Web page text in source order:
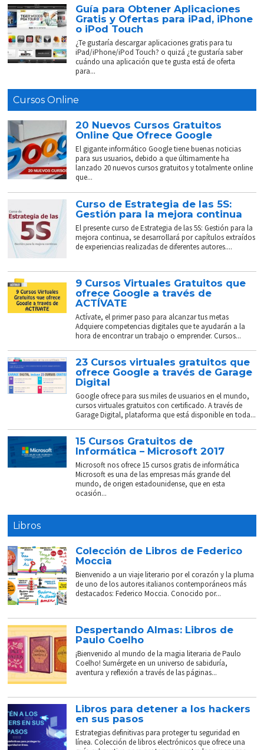
Guía para Obtener Aplicaciones
Gratis y Ofertas para iPad, iPhone
o iPod Touch
¿Te gustaría descargar aplicaciones gratis para tu
iPad/iPhone/iPod Touch? o quizá ¿te gustaría saber
cuándo una aplicación que te gusta está de oferta
para...
Cursos Online
20 Nuevos Cursos Gratuitos
Online Que Ofrece Google
El gigante informático Google tiene buenas noticias
para sus usuarios, debido a que últimamente ha
lanzado 20 nuevos cursos gratuitos y totalmente online
que...
Curso de Estrategia de las 5S:
Gestión para la mejora continua
El presente curso de Estrategia de las 5S: Gestión para la
mejora continua, se desarrollará por capítulos extraídos
de experiencias realizadas de diferentes autores....
9 Cursos Virtuales Gratuitos que
ofrece Google a través de
ACTÍVATE
Actívate, el primer paso para alcanzar tus metas
Adquiere competencias digitales que te ayudarán a la
hora de encontrar un trabajo o emprender. Cursos...
23 Cursos virtuales gratuitos que
ofrece Google a través de Garage
Digital
Google ofrece para sus miles de usuarios en el mundo,
cursos virtuales gratuitos con certificado. A través de
Garage Digital, plataforma que está disponible en toda...
15 Cursos Gratuitos de
Informática – Microsoft 2017
Microsoft nos ofrece 15 cursos gratis de informática
Microsoft es una de las empresas más grande del
mundo, de origen estadounidense, que en esta
ocasión...
Libros
Colección de Libros de Federico
Moccia
Bienvenido a un viaje literario por el corazón y la pluma
de uno de los autores italianos contemporáneos más
destacados: Federico Moccia. Conocido por...
Despertando Almas: Libros de
Paulo Coelho
¡Bienvenido al mundo de la magia literaria de Paulo
Coelho! Sumérgete en un universo de sabiduría,
aventura y reflexión a través de las páginas...
Libros para detener a los hackers
en sus pasos
Estrategias definitivas para proteger tu seguridad en
línea. Colección de libros electrónicos que ofrece una